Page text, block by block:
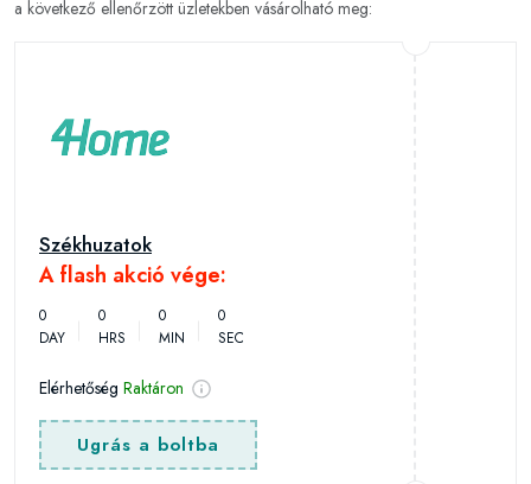
a következő ellenőrzött üzletekben vásárolható meg:
Székhuzatok
A flash akció vége:
0
DAY
0
HRS
0
MIN
0
SEC
Elérhetőség Raktáron
Ugrás a boltba